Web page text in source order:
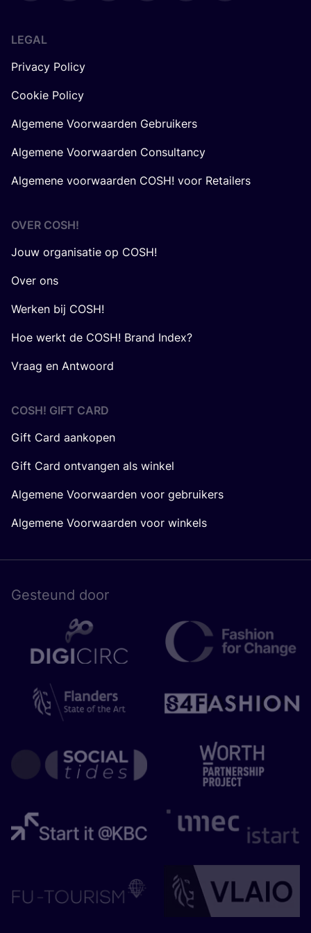
LEGAL
Privacy Policy
Cookie Policy
Algemene Voorwaarden Gebruikers
Algemene Voorwaarden Consultancy
Algemene voorwaarden COSH! voor Retailers
OVER COSH!
Jouw organisatie op COSH!
Over ons
Werken bij COSH!
Hoe werkt de COSH! Brand Index?
Vraag en Antwoord
COSH! GIFT CARD
Gift Card aankopen
Gift Card ontvangen als winkel
Algemene Voorwaarden voor gebruikers
Algemene Voorwaarden voor winkels
Gesteund door